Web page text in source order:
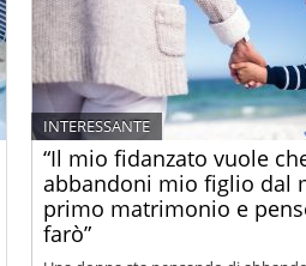
“Il mio fidanzato vuole
abbandoni mio figlio dal
primo matrimonio e
farò”
INTERESSANTE